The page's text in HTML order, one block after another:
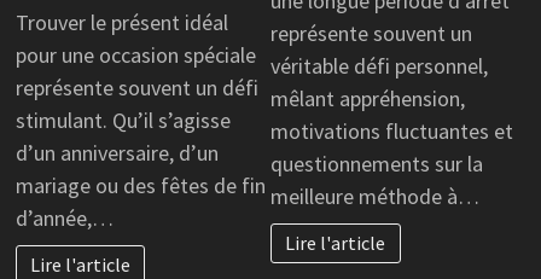
Trouver le présent idéal
pour une occasion spéciale
représente souvent un défi
stimulant. Qu’il s’agisse
d’un anniversaire, d’un
mariage ou des fêtes de fin
d’année,…
Lire l'article
représente souvent un
véritable défi personnel,
mêlant appréhension,
motivations fluctuantes et
questionnements sur la
meilleure méthode à…
Lire l'article